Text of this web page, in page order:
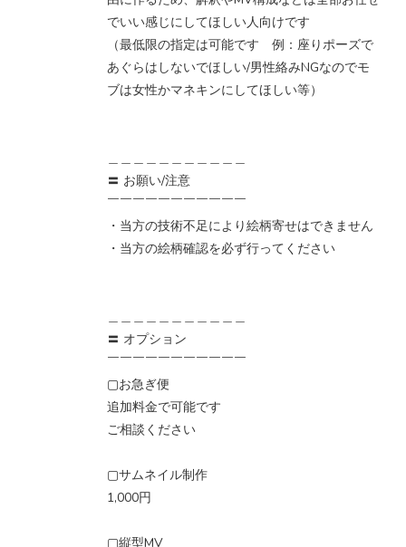
でいい感じにしてほしい人向けです
（最低限の指定は可能です 例：座りポーズで
あぐらはしないでほしい/男性絡みNGなのでモ
ブは女性かマネキンにしてほしい等）
〓 お願い/注意
￣￣￣￣￣￣￣￣￣￣￣
・当方の技術不足により絵柄寄せはできません
・当方の絵柄確認を必ず行ってください
〓 オプション
￣￣￣￣￣￣￣￣￣￣￣
▢お急ぎ便
追加料金で可能です
ご相談ください
▢サムネイル制作
1,000円
▢縦型MV